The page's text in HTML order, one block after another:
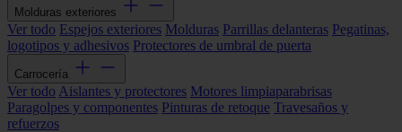
Molduras exteriores
Ver todo Espejos exteriores Molduras Parrillas delanteras Pegatinas,
logotipos y adhesivos Protectores de umbral de puerta
Carrocería
Ver todo Aislantes y protectores Motores limpiaparabrisas
Paragolpes y componentes Pinturas de retoque Travesaños y
refuerzos